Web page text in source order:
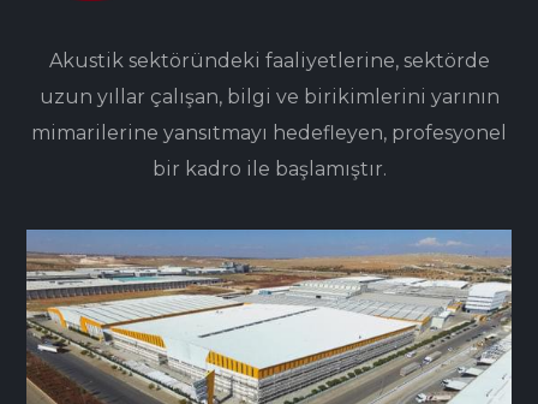
Akustik sektöründeki faaliyetlerine, sektörde
uzun yıllar çalışan, bilgi ve birikimlerini yarının
mimarilerine yansıtmayı hedefleyen, profesyonel
bir kadro ile başlamıştır.